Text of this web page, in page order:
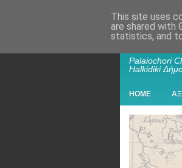
Palaiochori
Halkidiki
HOME
This site uses
are shared with
statistics, and